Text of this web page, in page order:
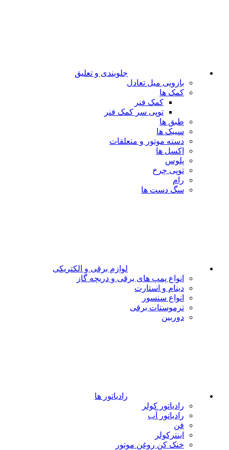
جلوبندی و تعلیق
بازویی میل تعادل
کمک ها
کمک فنر
توپی سر کمک فنر
طبق ها
سیبک ها
دسته موتور و متعلقات
اکسل ها
پلوس
توپی چرخ
رام
سگ دست ها
لوازم برقی و الکتریکی
انواع پمپ های برقی و دریچه گاز
دینام و استارت
انواع سنسور
ترموستات برقی
دوربین
رادیاتور ها
رادیاتور کولر
رادیاتور آب
فن
اینترکولر
خنک کن روغن موتور